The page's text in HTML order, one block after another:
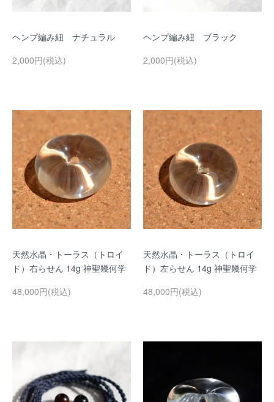
ヘンプ編み紐 ナチュラル
2,000円(税込)
ヘンプ編み紐 ブラック
2,000円(税込)
天然水晶・トーラス（トロイ
ド）右らせん 14g 神聖幾何学
48,000円(税込)
天然水晶・トーラス（トロイ
ド）左らせん 14g 神聖幾何学
48,000円(税込)